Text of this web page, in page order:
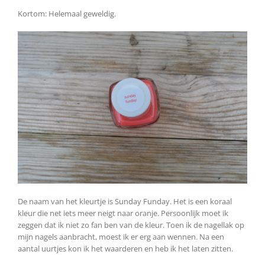
Kortom: Helemaal geweldig.
De naam van het kleurtje is Sunday Funday. Het is een koraal
kleur die net iets meer neigt naar oranje. Persoonlijk moet ik
zeggen dat ik niet zo fan ben van de kleur. Toen ik de nagellak op
mijn nagels aanbracht, moest ik er erg aan wennen. Na een
aantal uurtjes kon ik het waarderen en heb ik het laten zitten.